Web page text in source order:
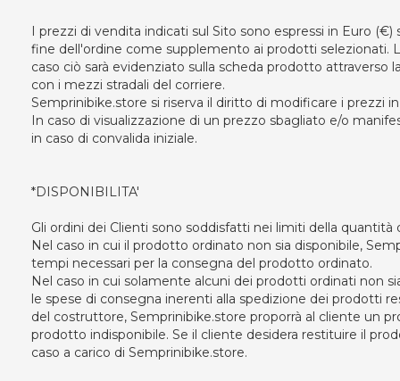
I prezzi di vendita indicati sul Sito sono espressi in Euro
fine dell'ordine come supplemento ai prodotti selezionati.
caso ciò sarà evidenziato sulla scheda prodotto
con i mezzi stradali del corriere.
Semprinibike.store si riserva il diritto di modificare i
In caso di visualizzazione di un prezzo sbagliato e/o
in caso di convalida iniziale.
*DISPONIBILITA'
Gli ordini dei Clienti sono soddisfatti nei limiti della quantità
Nel caso in cui il prodotto ordinato non sia disponibile,
tempi necessari per la consegna del prodotto ordinato.
Nel caso in cui solamente alcuni dei prodotti ordinati non
le spese di consegna inerenti alla spedizione dei prodotti
del costruttore, Semprinibike.store proporrà al cliente un
prodotto indisponibile. Se il cliente desidera restituire il
caso a carico di Semprinibike.store.